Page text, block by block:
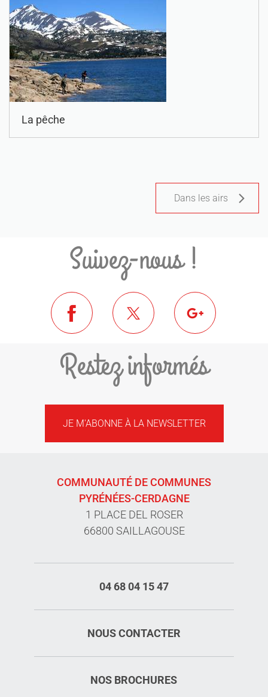
La pêche
Dans les airs
Suivez-nous !
Restez informés
JE M'ABONNE À LA NEWSLETTER
COMMUNAUTÉ DE COMMUNES
PYRÉNÉES-CERDAGNE
1 PLACE DEL ROSER
66800 SAILLAGOUSE
04 68 04 15 47
NOUS CONTACTER
NOS BROCHURES